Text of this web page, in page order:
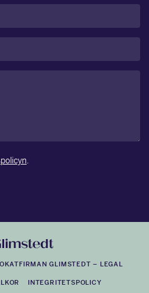
.
GLIMSTEDT – LEGAL
INTEGRITETSPOLICY